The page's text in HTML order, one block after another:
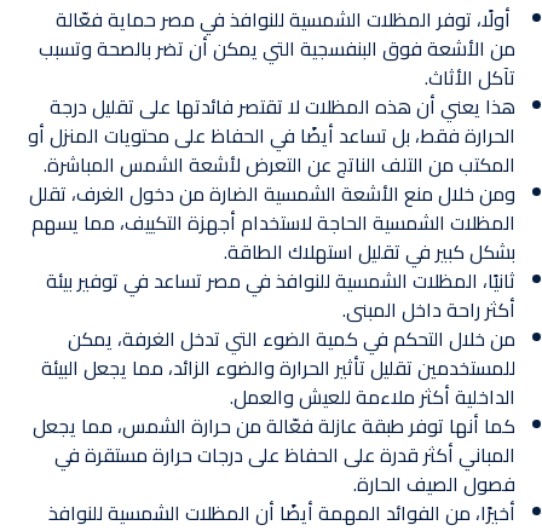
أولًا، توفر المظلات الشمسية للنوافذ في مصر حماية فعّالة
من الأشعة فوق البنفسجية التي يمكن أن تضر بالصحة وتسبب
تآكل الأثاث.
هذا يعني أن هذه المظلات لا تقتصر فائدتها على تقليل درجة
الحرارة فقط، بل تساعد أيضًا في الحفاظ على محتويات المنزل أو
المكتب من التلف الناتج عن التعرض لأشعة الشمس المباشرة.
ومن خلال منع الأشعة الشمسية الضارة من دخول الغرف، تقلل
المظلات الشمسية الحاجة لاستخدام أجهزة التكييف، مما يسهم
بشكل كبير في تقليل استهلاك الطاقة.
ثانيًا، المظلات الشمسية للنوافذ في مصر تساعد في توفير بيئة
أكثر راحة داخل المبنى.
من خلال التحكم في كمية الضوء التي تدخل الغرفة، يمكن
للمستخدمين تقليل تأثير الحرارة والضوء الزائد، مما يجعل البيئة
الداخلية أكثر ملاءمة للعيش والعمل.
كما أنها توفر طبقة عازلة فعّالة من حرارة الشمس، مما يجعل
المباني أكثر قدرة على الحفاظ على درجات حرارة مستقرة في
فصول الصيف الحارة.
أخيرًا، من الفوائد المهمة أيضًا أن المظلات الشمسية للنوافذ